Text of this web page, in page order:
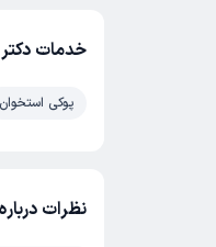
خدمات دکتر
پوکی استخوان
نظرات